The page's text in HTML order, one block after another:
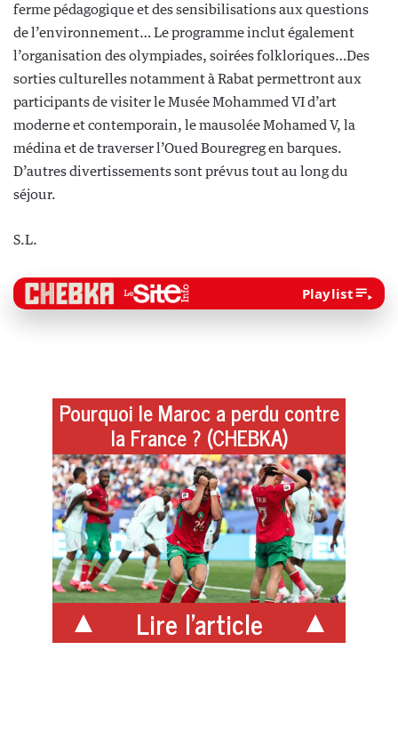
ferme pédagogique et des sensibilisations aux questions
de l’environnement… Le programme inclut également
l’organisation des olympiades, soirées folkloriques…Des
sorties culturelles notamment à Rabat permettront aux
participants de visiter le Musée Mohammed VI d’art
moderne et contemporain, le mausolée Mohamed V, la
médina et de traverser l’Oued Bouregreg en barques.
D’autres divertissements sont prévus tout au long du
séjour.
S.L.
Playlist
Pourquoi le Maroc a perdu contre
la France ? (CHEBKA)
Lire l'article